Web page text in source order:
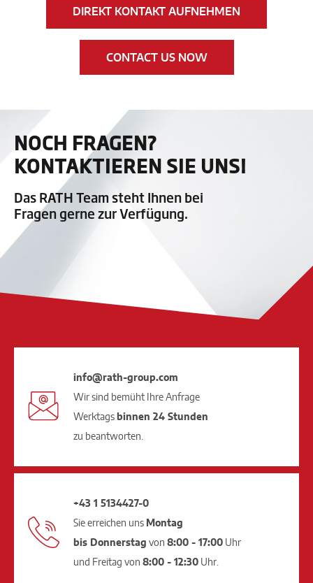
DIREKT KONTAKT AUFNEHMEN
CONTACT US NOW
NOCH FRAGEN?
KONTAKTIEREN SIE UNS!
Das RATH Team steht Ihnen bei
Fragen gerne zur Verfügung.
info@rath-group.com
Wir sind bemüht Ihre Anfrage
Werktagsbinnen 24 Stunden
zu beantworten.
+43 1 5134427-0
Sie erreichen uns Montag
bis Donnerstag von 8:00 - 17:00 Uhr
und Freitag von 8:00 - 12:30 Uhr.